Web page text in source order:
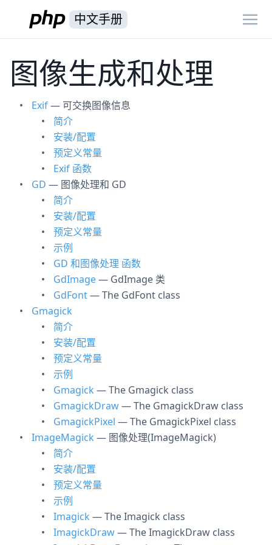
中文手册
图像生成和处理
Exif— 可交换图像信息
简介
安装/配置
预定义常量
Exif 函数
GD — 图像处理和 GD
简介
安装/配置
预定义常量
示例
GD 和图像处理 函数
GdImage— GdImage 类
GdFont— The GdFont class
Gmagick
简介
安装/配置
预定义常量
示例
Gmagick — The Gmagick class
GmagickDraw— The GmagickDraw class
GmagickPixel — The GmagickPixel class
ImageMagick — 图像处理(ImageMagick)
简介
安装/配置
预定义常量
示例
Imagick — The Imagick class
ImagickDraw— The ImagickDraw class